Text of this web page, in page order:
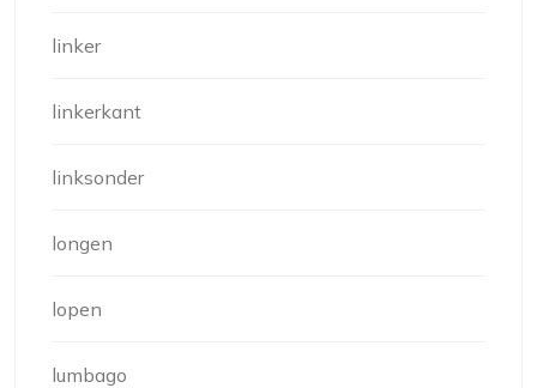
linker
linkerkant
linksonder
longen
lopen
lumbago